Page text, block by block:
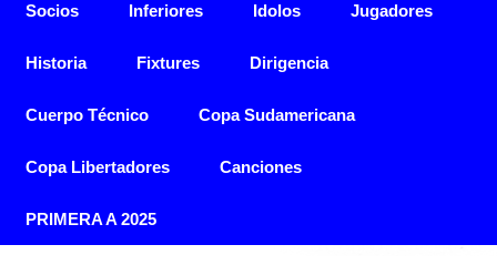
Socios Inferiores Idolos Jugadores
Historia Fixtures Dirigencia
Cuerpo Técnico Copa Sudamericana
Copa Libertadores Canciones
PRIMERA A 2025